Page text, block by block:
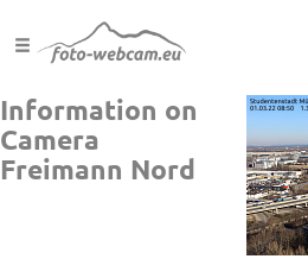
Information on
Camera
Freimann Nord